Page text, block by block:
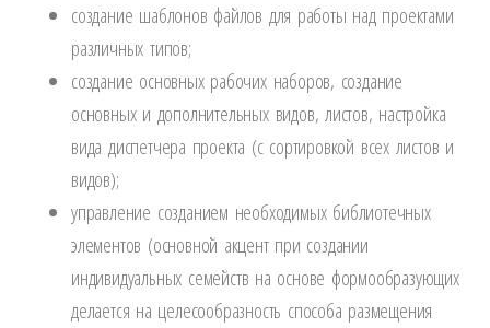
создание шаблонов файлов для работы над проектами
различных типов;
создание основных рабочих наборов, создание
основных и дополнительных видов, листов, настройка
вида диспетчера проекта (с сортировкой всех листов и
видов);
управление созданием необходимых библиотечных
элементов (основной акцент при создании
индивидуальных семейств на основе формообразующих
делается на целесообразность способа размещения